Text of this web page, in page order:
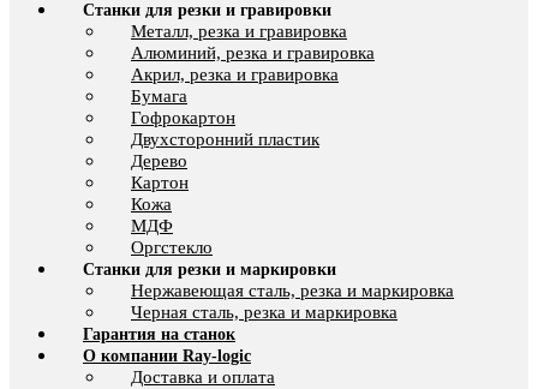
Станки для резки и гравировки
Металл, резка и гравировка
Алюминий, резка и гравировка
Акрил, резка и гравировка
Бумага
Гофрокартон
Двухсторонний пластик
Дерево
Картон
Кожа
МДФ
Оргстекло
Станки для резки и маркировки
Нержавеющая сталь, резка и маркировка
Черная сталь, резка и маркировка
Гарантия на станок
О компании Ray-logic
Доставка и оплата